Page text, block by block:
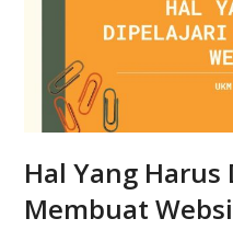
Hal Yang
Membuat